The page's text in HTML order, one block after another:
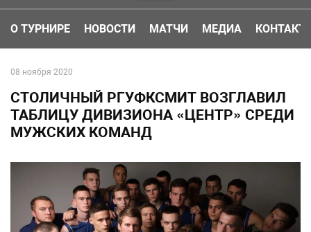
О ТУРНИРЕ НОВОСТИ МАТЧИ МЕДИА
08 ноября 2020
СТОЛИЧНЫЙ РГУФКСМИТ ВОЗГЛАВИЛ
ТАБЛИЦУ ДИВИЗИОНА «ЦЕНТР» СРЕДИ
МУЖСКИХ КОМАНД